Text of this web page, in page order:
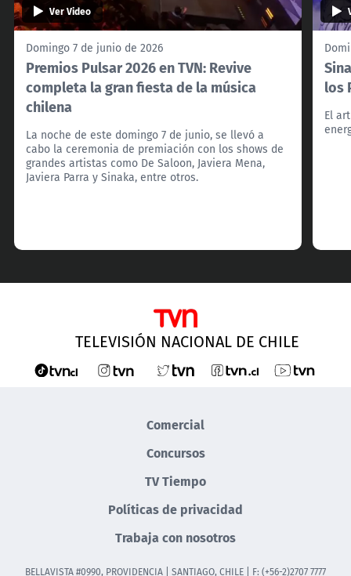
Ver Video
Domingo 7 de junio de 2026
Premios Pulsar 2026 en TVN: Revive
completa la gran fiesta de la música
chilena
La noche de este domingo 7 de junio, se llevó a
cabo la ceremonia de premiación con los shows de
grandes artistas como De Saloon, Javiera Mena,
Javiera Parra y Sinaka, entre otros.
los
El
TELEVISIÓN NACIONAL DE CHILE
Comercial
Concursos
TV Tiempo
Políticas de privacidad
Trabaja con nosotros
BELLAVISTA #0990, PROVIDENCIA | SANTIAGO, CHILE | F: (+56-2)2707 7777